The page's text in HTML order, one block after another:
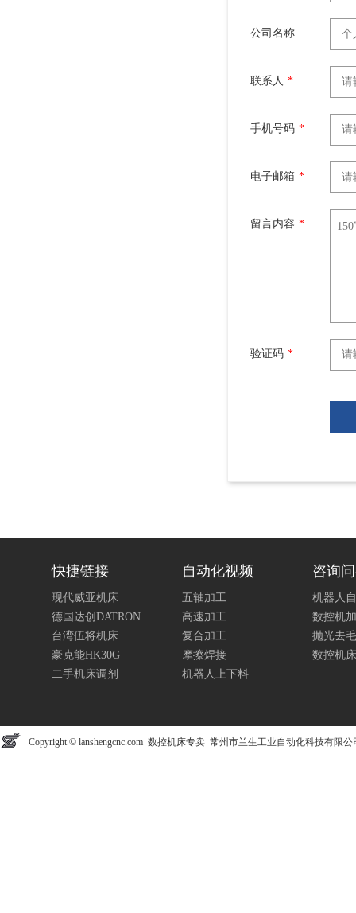
公司名称
联系人 *
手机号码 *
电子邮箱 *
留言内容 *
验证码 *
快捷链接
现代威亚机床
德国达创DATRON
台湾伍将机床
豪克能HK30G
二手机床调剂
自动化视频
五轴加工
高速加工
复合加工
摩擦焊接
机器人上下料
咨询
机器人
数控机
抛光去
数控机
Copyright © lanshengcnc.com 数控机床专卖 常州市兰生工业自动化科技有限